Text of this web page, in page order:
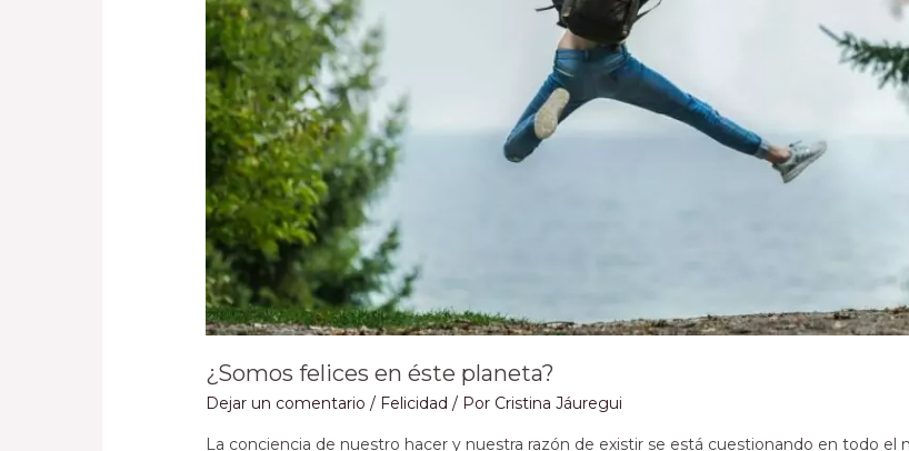
¿Somos felices en éste planeta?
Dejar un comentario / Felicidad / Por Cristina Jáuregui
La conciencia de nuestro hacer y nuestra razón de existir se está cuestionando en todo